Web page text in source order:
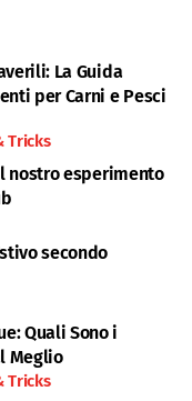
La Guida
per Carni e Pesci
Tricks
nostro esperimento
secondo
Quali Sono i
Meglio
Tricks